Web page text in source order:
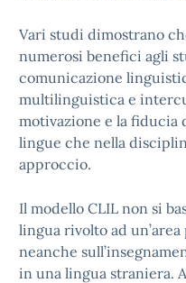
Vari studi dimostrano
numerosi benefici agli
comunicazione
multilinguistica e
motivazione e la fiducia
lingue che nella
approccio.
Il modello CLIL non si
lingua rivolto ad
neanche
in una lingua straniera.